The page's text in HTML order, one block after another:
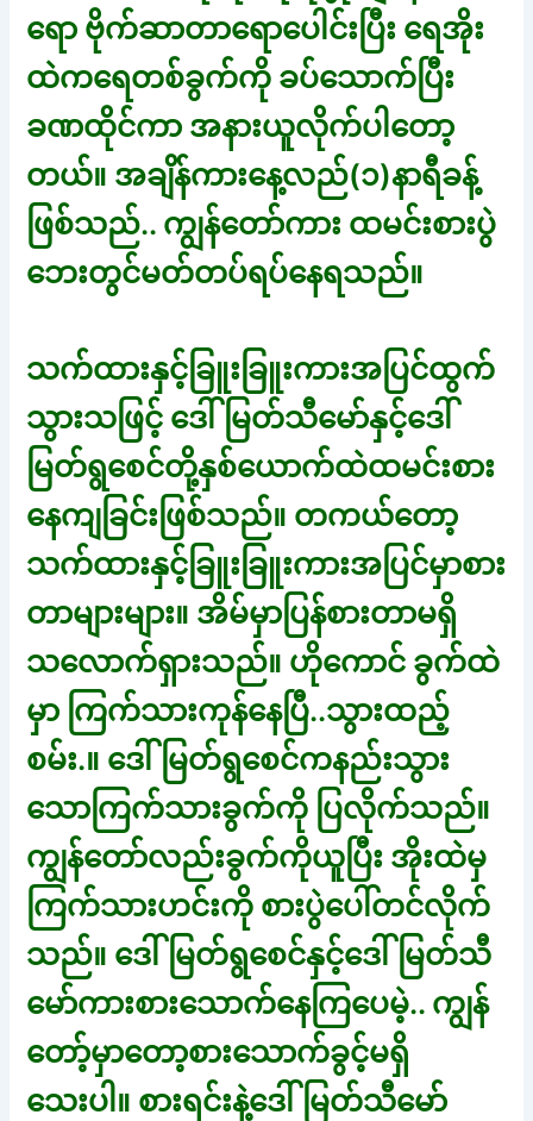
ရော ဗိုက်ဆာတာရောပေါင်းပြီး ရေအိုး
ထဲကရေတစ်ခွက်ကို ခပ်သောက်ပြီး
ခဏထိုင်ကာ အနားယူလိုက်ပါတော့
တယ်။ အချိန်ကားနေ့လည်(၁)နာရီခန့်
ဖြစ်သည်.. ကျွန်တော်ကား ထမင်းစားပွဲ
ဘေးတွင်မတ်တပ်ရပ်နေရသည်။
သက်ထားနှင့်ခြူးခြူးကားအပြင်ထွက်
သွားသဖြင့် ဒေါ်မြတ်သီမော်နှင့်ဒေါ်
မြတ်ရွစေင်တို့နှစ်ယောက်ထဲထမင်းစား
နေကျခြင်းဖြစ်သည်။ တကယ်တော့
သက်ထားနှင့်ခြူးခြူးကားအပြင်မှာစား
တာများများ။ အိမ်မှာပြန်စားတာမရှိ
သလောက်ရှားသည်။ ဟိုကောင် ခွက်ထဲ
မှာ ကြက်သားကုန်နေပြီ..သွားထည့်
စမ်း.။ ဒေါ်မြတ်ရွစေင်ကနည်းသွား
သောကြက်သားခွက်ကို ပြလိုက်သည်။
ကျွန်တော်လည်းခွက်ကိုယူပြီး အိုးထဲမှ
ကြက်သားဟင်းကို စားပွဲပေါ်တင်လိုက်
သည်။ ဒေါ်မြတ်ရွစေင်နှင့်ဒေါ်မြတ်သီ
မော်ကားစားသောက်နေကြပေမဲ့.. ကျွန်
တော့်မှာတော့စားသောက်ခွင့်မရှိ
သေးပါ။ စားရင်းနဲ့ဒေါ်မြတ်သီမော်